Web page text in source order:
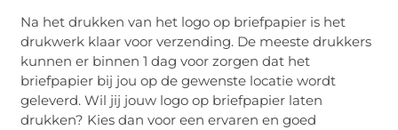
Na het drukken van het logo op briefpapier is het
drukwerk klaar voor verzending. De meeste drukkers
kunnen er binnen 1 dag voor zorgen dat het
briefpapier bij jou op de gewenste locatie wordt
geleverd. Wil jij jouw logo op briefpapier laten
drukken? Kies dan voor een ervaren en goed